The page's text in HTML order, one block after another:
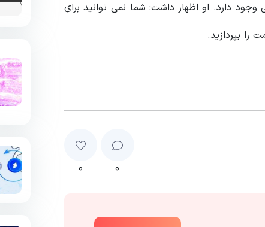
دارد. او اظهار داشت: شما نمی توانید برای
بپردازید.
۰ ۰